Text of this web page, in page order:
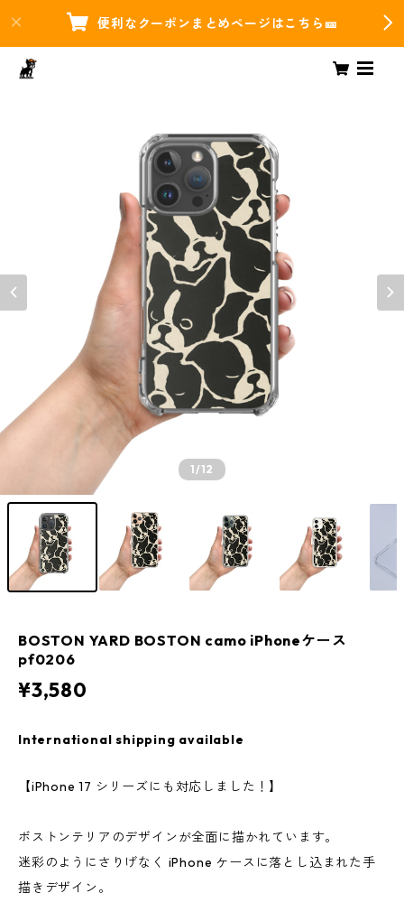
便利なクーポンまとめページはこちら🎫
1/12
BOSTON YARD BOSTON camo iPhoneケース
pf0206
¥3,580
International shipping available
【iPhone 17 シリーズにも対応しました！】
ボストンテリアのデザインが全面に描かれています。
迷彩のようにさりげなく iPhone ケースに落とし込まれた手
描きデザイン。